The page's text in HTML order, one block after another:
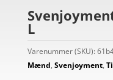
L
Varenummer (SKU):
Mænd, Svenjoyment,